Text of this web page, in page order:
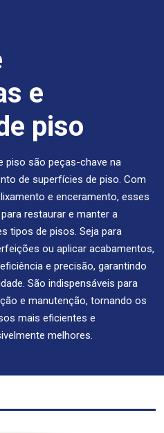
e
piso
piso são peças-chave na
de superfícies de piso. Com
e enceramento, esses
restaurar e manter a
tipos de pisos. Seja para
ou aplicar acabamentos,
e precisão, garantindo
São indispensáveis para
e manutenção, tornando os
mais eficientes e
melhores.